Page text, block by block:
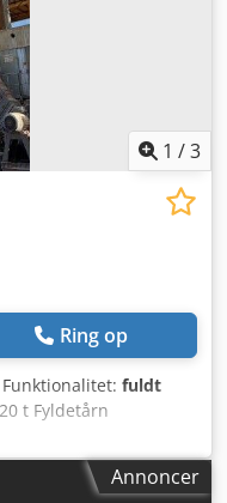
1 /3
Ring op
Funktionalitet: fuldt
t Fyldetårn
t/30-30
Annoncer